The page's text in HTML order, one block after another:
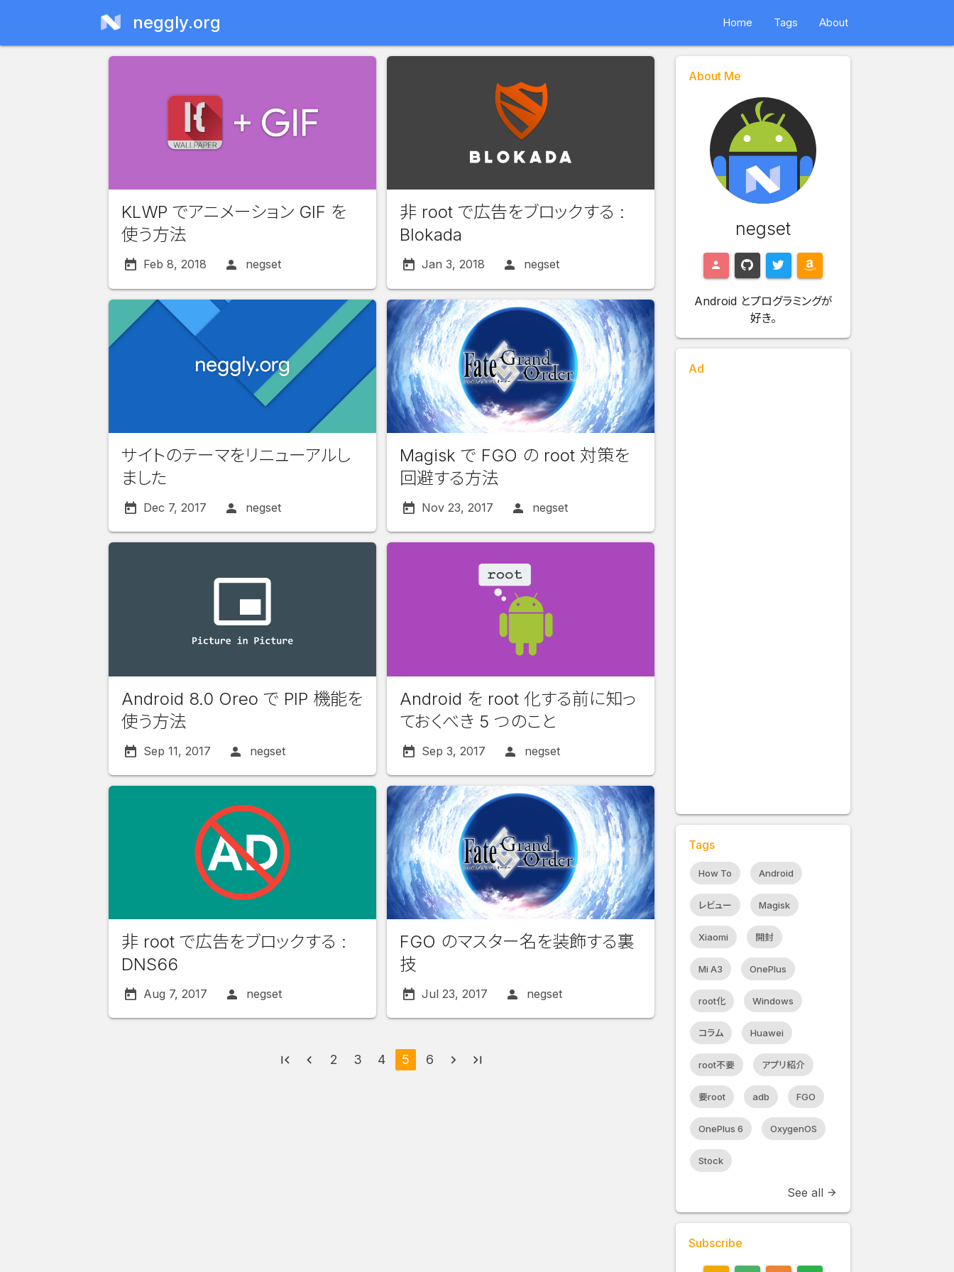
neggly.org Home Tags About
KLWP でアニメーション GIF を
使う方法
Feb 8, 2018 negset
非 root で広告をブロックする :
Blokada
Jan 3, 2018 negset
サイトのテーマをリニューアルし
ました
Dec 7, 2017 negset
Magisk で FGO の root 対策を
回避する方法
Nov 23, 2017 negset
Android 8.0 Oreo で PIP 機能を
使う方法
Sep 11, 2017 negset
Android を root 化する前に知っ
ておくべき 5 つのこと
Sep 3, 2017 negset
非 root で広告をブロックする :
DNS66
Aug 7, 2017 negset
FGO のマスター名を装飾する裏
技
Jul 23, 2017 negset
first_page navigate_before 2 3 4 5 6 navigate_next last_page
About Me
negset
Android とプログラミングが
好き。
Ad
Tags
How To Android
レビュー Magisk
Xiaomi 開封
Mi A3 OnePlus
root化 Windows
コラム Huawei
root不要 アプリ紹介
要root adb FGO
OnePlus 6 OxygenOS
Stock
See all arrow_forward
Subscribe